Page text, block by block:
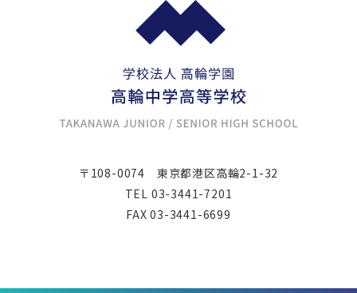
〒108-0074 東京都港区高輪2-1-32
TEL 03-3441-7201
FAX 03-3441-6699